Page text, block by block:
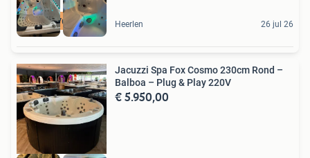
EXTRA VOORDEEL Heerlen 26 jul 26
Jacuzzi Spa Fox Cosmo 230cm Rond –
Balboa – Plug & Play 220V
€ 5.950,00